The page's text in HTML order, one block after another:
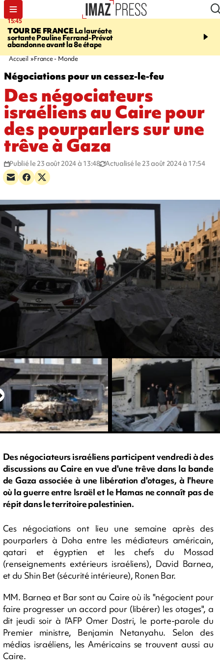
15:45
TOUR DE FRANCELa lauréate
sortante Pauline Ferrand-Prévot
abandonne avant la 8e étape
20:17
routière, concours de
Accueil France - Monde
Négociations pour un cessez-le-feu
Des négociateurs
israéliens au Caire pour
des pourparlers sur une
trêve à Gaza
Publié le 23 août 2024 à 13:48 Actualisé le 23 août 2024 à 17:54
Des négociateurs israéliens participent vendredi à des
discussions au Caire en vue d'une trêve dans la bande
de Gaza associée à une libération d'otages, à l'heure
où la guerre entre Israël et le Hamas ne connaît pas de
répit dans le territoire palestinien.
Ces négociations ont lieu une semaine après des
pourparlers à Doha entre les médiateurs américain,
qatari et égyptien et les chefs du Mossad
(renseignements extérieurs israéliens), David Barnea,
et du Shin Bet (sécurité intérieure), Ronen Bar.
MM. Barnea et Bar sont au Caire où ils "négocient pour
faire progresser un accord pour (libérer) les otages", a
dit jeudi soir à l'AFP Omer Dostri, le porte-parole du
Premier ministre, Benjamin Netanyahu. Selon des
médias israéliens, les Américains se trouvent aussi au
Caire.